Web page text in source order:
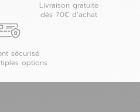
Livraison gratuite
dès 70€ d’achat
sécurisé
options